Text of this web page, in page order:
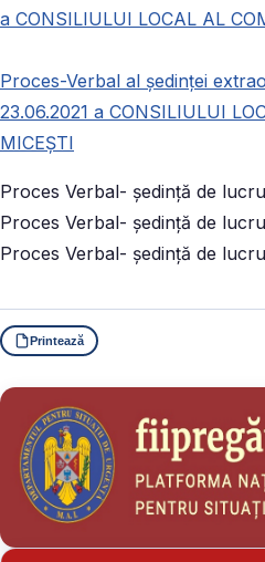
a CONSILIULUI LOCAL AL
Proces-Verbal al ședinței
23.06.2021 a CONSILIULUI
MICEȘTI
Proces Verbal- ședință de
Proces Verbal- ședință de
Proces Verbal- ședință de
Printează